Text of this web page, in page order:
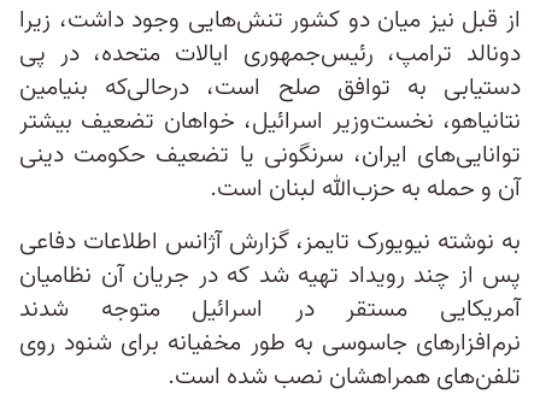
از قبل نیز میان دو کشور تنش‌هایی وجود داشت، زیرا
دونالد ترامپ، رئیس‌جمهوری ایالات متحده، در پی
دستیابی به توافق صلح است، درحالی‌که بنیامین
نتانیاهو، نخست‌وزیر اسرائیل، خواهان تضعیف بیشتر
توانایی‌های ایران، سرنگونی یا تضعیف حکومت دینی
آن و حمله به حزب‌الله لبنان است.
به نوشته نیویورک تایمز، گزارش آژانس اطلاعات دفاعی
پس از چند رویداد تهیه شد که در جریان آن نظامیان
آمریکایی مستقر در اسرائیل متوجه شدند
نرم‌افزارهای جاسوسی به طور مخفیانه برای شنود روی
تلفن‌های همراهشان نصب شده است.